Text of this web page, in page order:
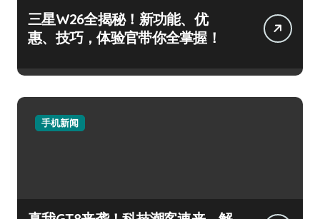
三星W26全揭秘！新功能、优
惠、技巧，体验官带你全掌握！
手机新闻